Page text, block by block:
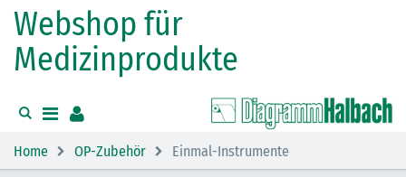
Webshop für
Medizinprodukte
Home OP-Zubehör Einmal-Instrumente